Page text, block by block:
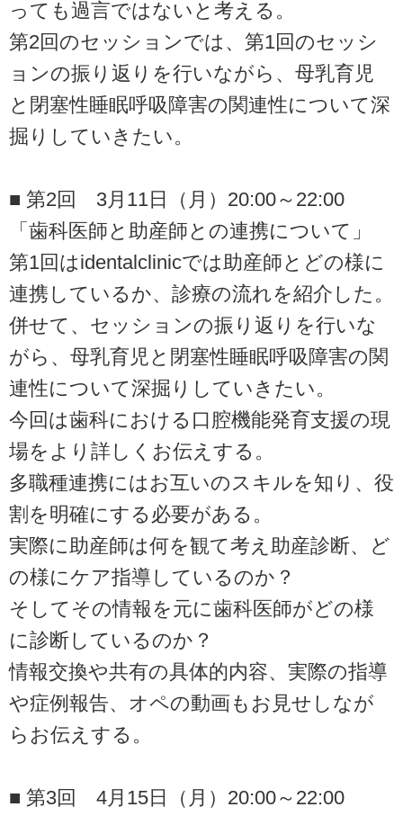
っても過言ではないと考える。
第2回のセッションでは、第1回のセッシ
ョンの振り返りを行いながら、母乳育児
と閉塞性睡眠呼吸障害の関連性について深
掘りしていきたい。
■ 第2回 3月11日（月）20:00～22:00
「歯科医師と助産師との連携について」
第1回はidentalclinicでは助産師とどの様に
連携しているか、診療の流れを紹介した。
併せて、セッションの振り返りを行いな
がら、母乳育児と閉塞性睡眠呼吸障害の関
連性について深掘りしていきたい。
今回は歯科における口腔機能発育支援の現
場をより詳しくお伝えする。
多職種連携にはお互いのスキルを知り、役
割を明確にする必要がある。
実際に助産師は何を観て考え助産診断、ど
の様にケア指導しているのか？
そしてその情報を元に歯科医師がどの様
に診断しているのか？
情報交換や共有の具体的内容、実際の指導
や症例報告、オペの動画もお見せしなが
らお伝えする。
■ 第3回 4月15日（月）20:00～22:00